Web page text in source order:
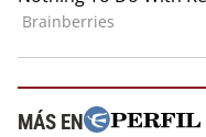
MÁS EN